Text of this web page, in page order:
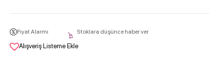
Fiyat Alarmı Stoklara düşünce haber ver
Alışveriş Listeme Ekle